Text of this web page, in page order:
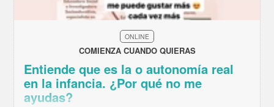
ONLINE
COMIENZA CUANDO QUIERAS
Entiende que es la o autonomía real
en la infancia. ¿Por qué no me
ayudas?